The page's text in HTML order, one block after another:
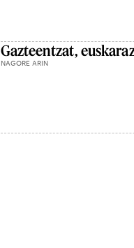
Gazteentzat,
NAGORE ARIN